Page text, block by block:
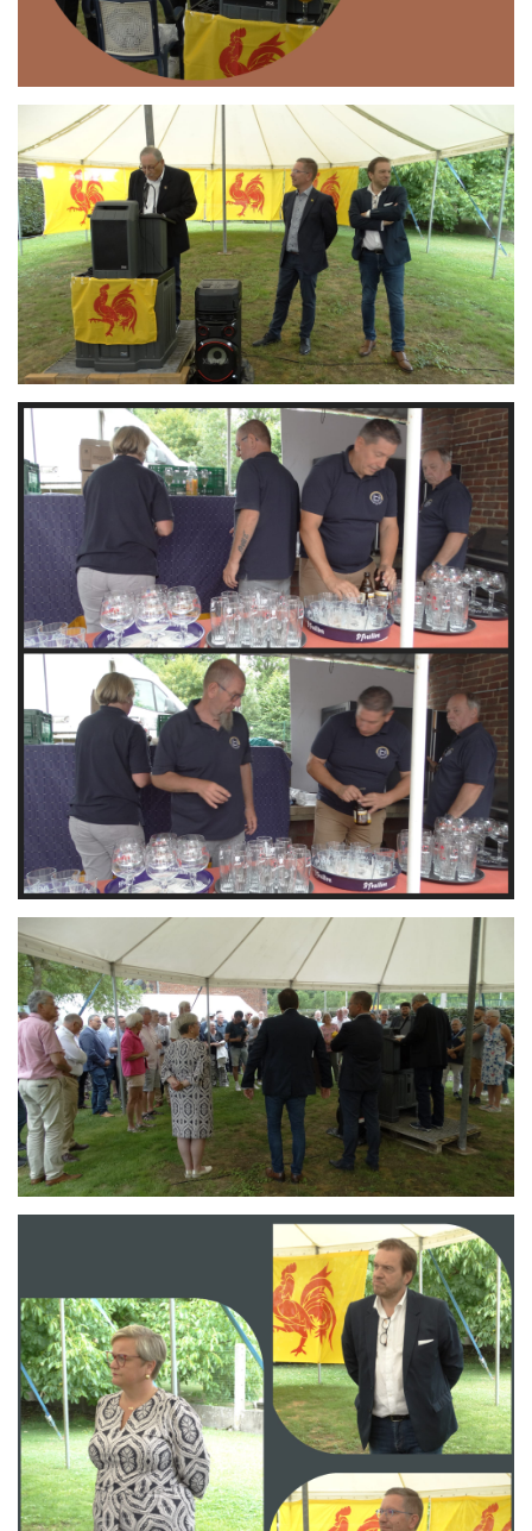
Branding
ARMCHAIR
Branding
ARMCHAIR
Branding
ARMCHAIR